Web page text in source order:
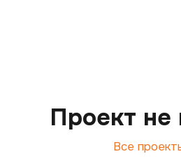
Проект не
Все